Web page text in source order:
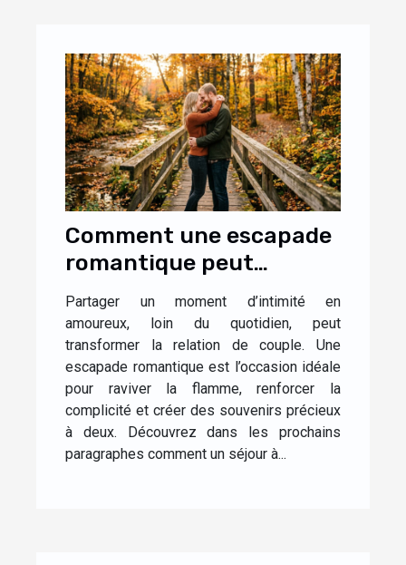
Comment une escapade
romantique peut
renforcer la complicité
dans le couple ?
Partager un moment d’intimité en
amoureux, loin du quotidien, peut
transformer la relation de couple. Une
escapade romantique est l’occasion idéale
pour raviver la flamme, renforcer la
complicité et créer des souvenirs précieux
à deux. Découvrez dans les prochains
paragraphes comment un séjour à...